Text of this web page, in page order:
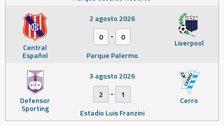
Central
Español
Liverpool
2 agosto 2026
0
-
0
Parque Palermo
Defensor
Sporting
Cerro
3 agosto 2026
2
-
1
Estadio Luis Franzini